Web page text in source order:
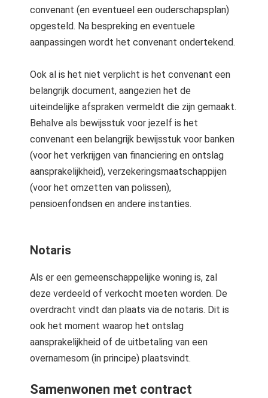
convenant (en eventueel een ouderschapsplan)
opgesteld. Na bespreking en eventuele
aanpassingen wordt het convenant ondertekend.
Ook al is het niet verplicht is het convenant een
belangrijk document, aangezien het de
uiteindelijke afspraken vermeldt die zijn gemaakt.
Behalve als bewijsstuk voor jezelf is het
convenant een belangrijk bewijsstuk voor banken
(voor het verkrijgen van financiering en ontslag
aansprakelijkheid), verzekeringsmaatschappijen
(voor het omzetten van polissen),
pensioenfondsen en andere instanties.
Notaris
Als er een gemeenschappelijke woning is, zal
deze verdeeld of verkocht moeten worden. De
overdracht vindt dan plaats via de notaris. Dit is
ook het moment waarop het ontslag
aansprakelijkheid of de uitbetaling van een
overnamesom (in principe) plaatsvindt.
Samenwonen met contract